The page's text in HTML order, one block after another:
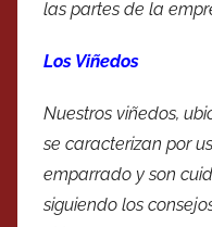
las partes de la
Los Viñedos
Nuestros viñedos,
se caracterizan por
emparrado y son
siguiendo los